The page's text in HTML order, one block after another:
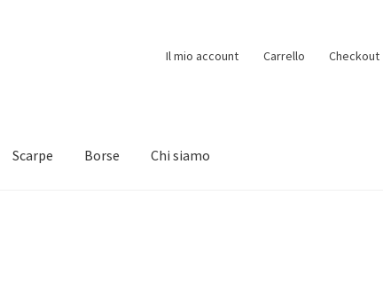
Il mio account Carrello Checkout
Scarpe Borse Chi siamo